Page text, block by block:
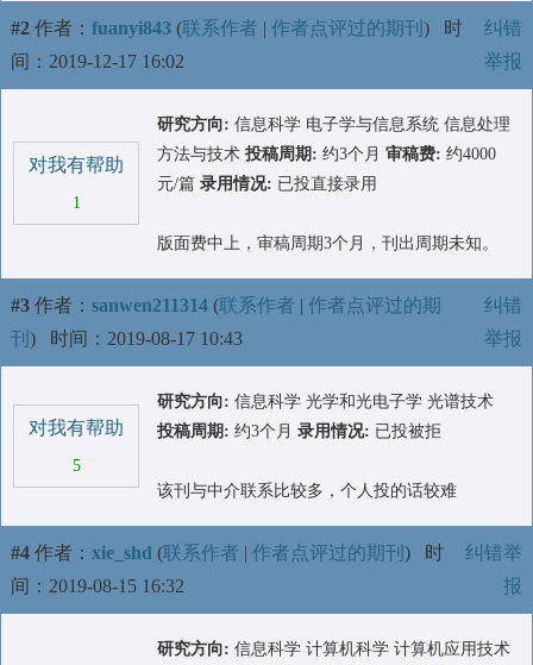
#2 作者： fuanyi843 (联系作者 | 作者点评过的期刊 ) 时
间：2019-12-17 16:02
纠错
举报
对我有帮助
1
研究方向: 信息科学 电子学与信息系统 信息处理
方法与技术 投稿周期: 约3个月 审稿费: 约4000
元/篇 录用情况: 已投直接录用
版面费中上，审稿周期3个月，刊出周期未知。
#3 作者： sanwen211314 (联系作者 | 作者点评过的期
刊 ) 时间：2019-08-17 10:43
纠错
举报
对我有帮助
5
研究方向: 信息科学 光学和光电子学 光谱技术
投稿周期: 约3个月 录用情况: 已投被拒
该刊与中介联系比较多，个人投的话较难
#4 作者： xie_shd (联系作者 | 作者点评过的期刊 ) 时
间：2019-08-15 16:32
纠错举
报
研究方向: 信息科学 计算机科学 计算机应用技术